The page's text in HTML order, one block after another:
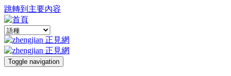
跳轉到主要內容
Toggle navigation